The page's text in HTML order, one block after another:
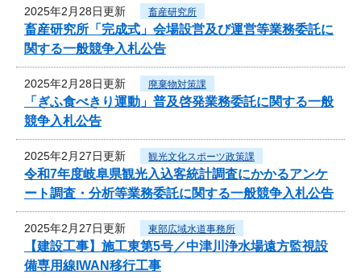
2025年2月28日更新 畜産研究所
畜産研究所「完成式」会場設営及び運営等業務委託に
関する一般競争入札公告
2025年2月28日更新 廃棄物対策課
「ぎふ食べきり運動」普及啓発業務委託に関する一般
競争入札公告
2025年2月27日更新 観光文化スポーツ政策課
令和7年度岐阜県観光入込客統計調査にかかるアンケ
ート調査・分析等業務委託に関する一般競争入札公告
2025年2月27日更新 東部広域水道事務所
【建設工事】施工東第5号／中津川浄水場遠方監視設
備専用線IWAN移行工事